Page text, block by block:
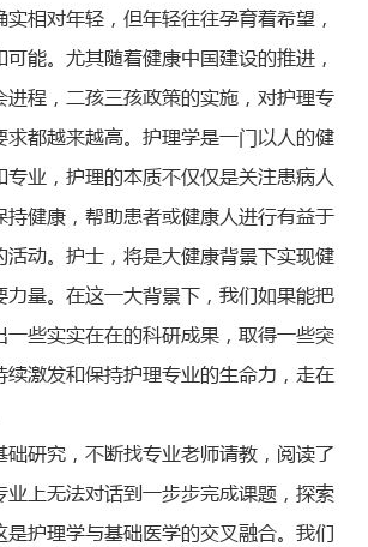
相对年轻，但年轻往往孕育着希望，
能。尤其随着健康中国建设的推进，
进程，二孩三孩政策的实施，对护理专
求都越来越高。护理学是一门以人的健
专业，护理的本质不仅仅是关注患病人
持健康，帮助患者或健康人进行有益于
活动。护士，将是大健康背景下实现健
力量。在这一大背景下，我们如果能把
一些实实在在的科研成果，取得一些突
续激发和保持护理专业的生命力，走在
础研究，不断找专业老师请教，阅读了
业上无法对话到一步步完成课题，探索
是护理学与基础医学的交叉融合。我们